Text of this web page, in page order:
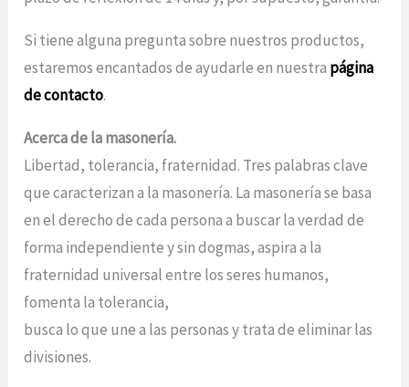
Si tiene alguna pregunta sobre nuestros productos,
estaremos encantados de ayudarle en nuestra página
de contacto.
Acerca de la masonería.
Libertad, tolerancia, fraternidad. Tres palabras clave
que caracterizan a la masonería. La masonería se basa
en el derecho de cada persona a buscar la verdad de
forma independiente y sin dogmas, aspira a la
fraternidad universal entre los seres humanos,
fomenta la tolerancia,
busca lo que une a las personas y trata de eliminar las
divisiones.